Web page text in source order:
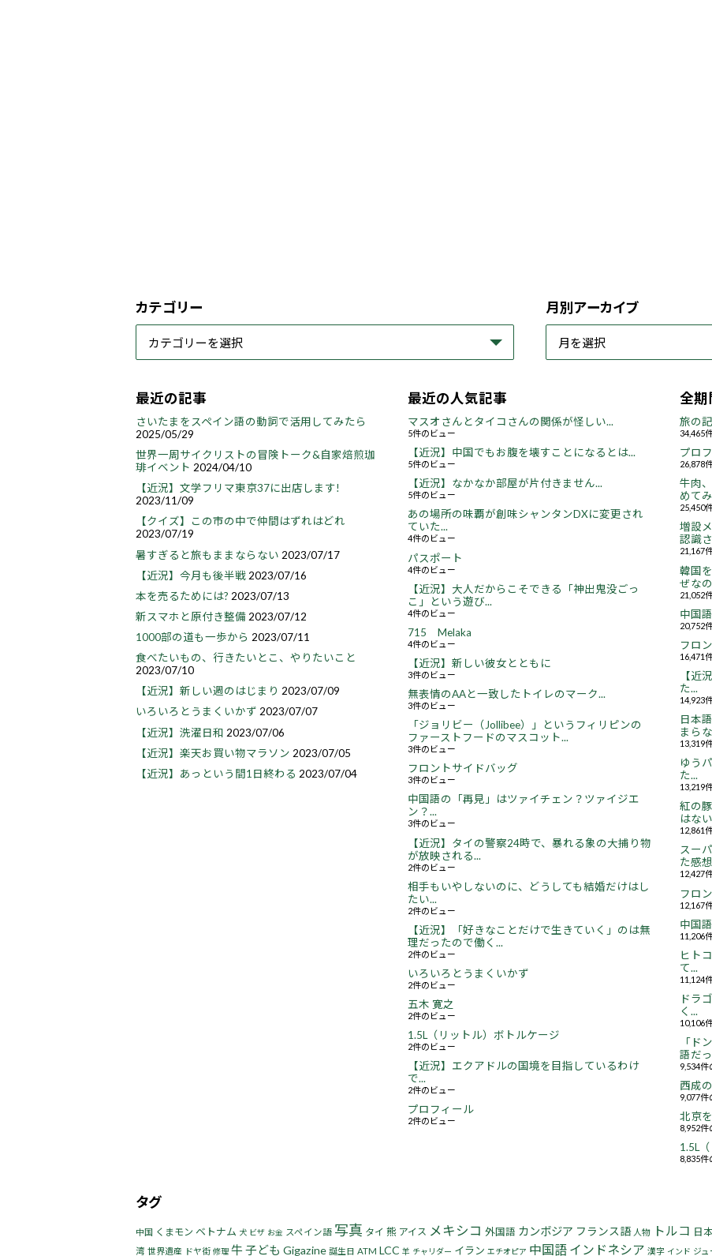
カテゴリー 月別アーカイブ
最近の記事
さいたまをスペイン語の動詞で活用してみたら
2025/05/29
世界一周サイクリストの冒険トーク&自家焙煎珈
琲イベント 2024/04/10
【近況】文学フリマ東京37に出店します!
2023/11/09
【クイズ】この市の中で仲間はずれはどれ
2023/07/19
暑すぎると旅もままならない 2023/07/17
【近況】今月も後半戦 2023/07/16
本を売るためには? 2023/07/13
新スマホと原付き整備 2023/07/12
1000部の道も一歩から 2023/07/11
食べたいもの、行きたいとこ、やりたいこと
2023/07/10
【近況】新しい週のはじまり 2023/07/09
いろいろとうまくいかず 2023/07/07
【近況】洗濯日和 2023/07/06
【近況】楽天お買い物マラソン 2023/07/05
【近況】あっという間1日終わる 2023/07/04
最近の人気記事
マスオさんとタイコさんの関係が怪しい...
5件のビュー
【近況】中国でもお腹を壊すことになるとは...
5件のビュー
【近況】なかなか部屋が片付きません...
5件のビュー
あの場所の味覇が創味シャンタンDXに変更され
ていた...
4件のビュー
パスポート
4件のビュー
【近況】大人だからこそできる「神出鬼没ごっ
こ」という遊び...
4件のビュー
715 Melaka
4件のビュー
【近況】新しい彼女とともに
3件のビュー
無表情のAAと一致したトイレのマーク...
3件のビュー
「ジョリビー（Jollibee）」というフィリピンの
ファーストフードのマスコット...
3件のビュー
フロントサイドバッグ
3件のビュー
中国語の「再見」はツァイチェン？ツァイジエ
ン？...
3件のビュー
【近況】タイの警察24時で、暴れる象の大捕り物
が放映される...
2件のビュー
相手もいやしないのに、どうしても結婚だけはし
たい...
2件のビュー
【近況】「好きなことだけで生きていく」のは無
理だったので働く...
2件のビュー
いろいろとうまくいかず
2件のビュー
五木 寛之
2件のビュー
1.5L（リットル）ボトルケージ
2件のビュー
【近況】エクアドルの国境を目指しているわけ
で...
2件のビュー
プロフィール
2件のビュー
全期
旅の
34,465
プロ
26,878
牛肉
めて
25,450
増設
認識
21,167
韓国
ぜな
21,052
中国
20,752
フロ
16,471
【近
た...
14,923
日本
まら
13,319
ゆう
た...
13,219
紅の
はな
12,861
スー
た感
12,427
フロ
12,167
中国
11,206
ヒト
て...
11,124
ドラ
く...
10,106
「ド
語だ
9,534件
西成
9,077件
北京
8,952件
1.5L
8,835件
タグ
中国 くまモン ベトナム 犬 ビザ お金 スペイン語 写真 タイ 熊 アイス メキシコ 外国語 カンボジア フランス語 人物 トルコ 日
湾 世界遺産 ドヤ街 修理 牛子ども Gigazine 誕生日 ATM LCC 羊 チャリダー イラン エチオピア 中国語 インドネシア 漢字 インド ジュ